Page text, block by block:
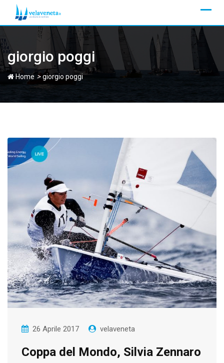
giorgio poggi
Home >giorgio poggi
26 Aprile 2017 velaveneta
Coppa del Mondo, Silvia Zennaro